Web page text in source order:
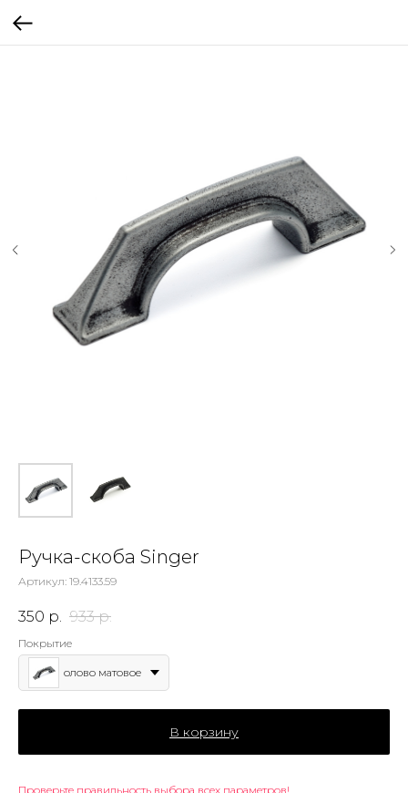
Ручка-скоба Singer
Артикул: 19.4133.59
350 р. 933 р.
Покрытие
олово матовое
В корзину
Проверьте правильность выбора всех параметров!